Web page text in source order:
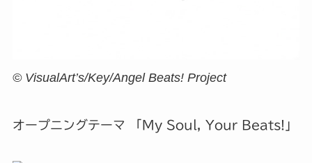
© VisualArt’s/Key/Angel Beats! Project
オープニングテーマ 「My Soul, Your Beats!」